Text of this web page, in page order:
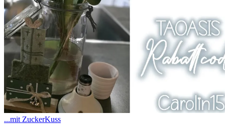
...mit ZuckerKuss